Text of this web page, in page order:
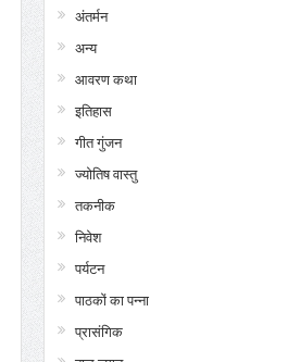
अंतर्मन
अन्य
आवरण कथा
इतिहास
गीत गुंजन
ज्योतिष वास्तु
तकनीक
निवेश
पर्यटन
पाठकों का पन्ना
प्रासंगिक